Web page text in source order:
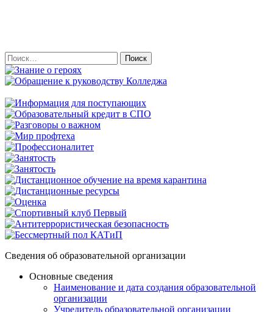
Найти:
Сведения об образовательной организации
Основные сведения
Наименование и дата создания образовательной
организации
Учредитель образовательной организации